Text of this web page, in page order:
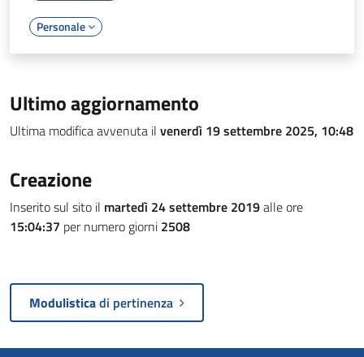
Personale
Ultimo aggiornamento
Ultima modifica avvenuta il venerdì 19 settembre 2025, 10:48
Creazione
Inserito sul sito il martedì 24 settembre 2019alle ore
15:04:37 per numero giorni 2508
Modulisticadi pertinenza